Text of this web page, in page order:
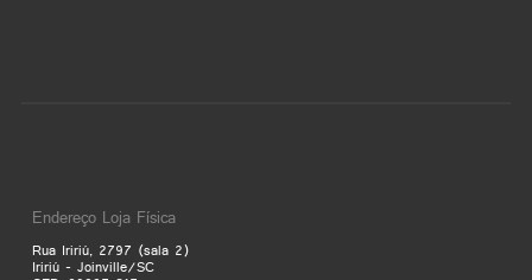
Endereço Loja Física
Rua Iririú, 2797 (sala 2)
Iririú - Joinville/SC